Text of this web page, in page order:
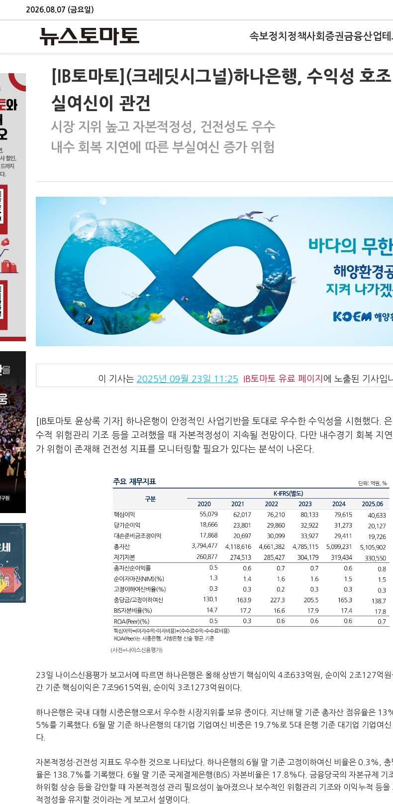
2026.08.07 (금요일)
속보정치 정책사회 증권금융산업
[IB토마토](크레딧시그널)하나은행, 수익성 호
실여신이 관건
시장 지위 높고 자본적정성, 건전성도 우수
내수 회복 지연에 따른 부실여신 증가 위험
이 기사는 2025년 09월 23일 11:25 IB토마토 유료 페이지 에 노출된 기사입
[IB토마토 윤상록 기자] 하나은행이 안정적인 사업기반을 토대로 우수한 수익성을 시현했다.
수적 위험관리 기조 등을고려했을 때 자본적정성이 지속될 전망이다. 다만 내수경기 회복 지
가 위험이 존재해 건전성 지표를 모니터링할 필요가 있다는 분석이 나온다.
(사진=나이스신용평가)
23 일 나이스신용평가 보고서에 따르면 하나은행은 올해 상반기 핵심이익 4조633억원 순이익 2 조127억
간 기준 핵심이익은 7조9615억원 순이익 3 조1273억원이다.
하나은행은 국내 대형 시중은행으로서 우수한 시장지위를 보유 중이다. 지난해 말 기준 총자산 점유율은
5%를 기록했다. 6월 말 기준 하나은행의 대기업 기업여신 비중은 19.7%로 5대 은행 기준 대기업 기업여신
다.
자본적정성·건전성 지표도 우수한 것으로 나타났다. 하나은행의 6월 말 기준 고정이하여신 비율은 0.3%, 충
율은 138.7%를 기록했다. 6월 말 기준 국제결제은행(BIS) 자본비율은 17.8%다. 금융당국의 자본규제 기
하위험 상승 등을 감안할 때 자본적정성 관리 필요성이 높아졌으나 보수적인 위험관리 기조와 이익누적 등을
적정성을 유지할 것이라는 게 보고서 설명이다.